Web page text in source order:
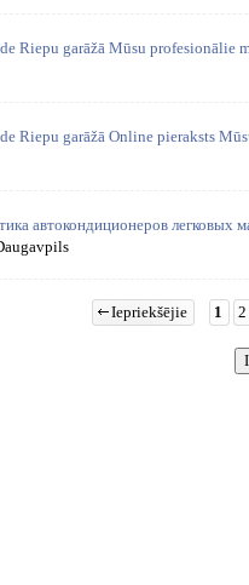
Riepu garāžā Mūsu profesionālie
Riepu garāžā Online pieraksts
автокондиционеров
Iepriekšējie 1 2